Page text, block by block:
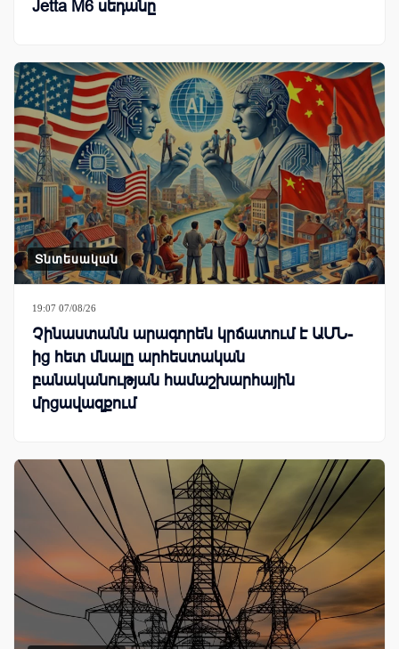
Jetta M6 սեդանը
Տնտեսական
19:07 07/08/26
Չինաստանն արագորեն կրճատում է ԱՄՆ-
ից հետ մնալը արհեստական
բանականության համաշխարհային
մրցավազքում